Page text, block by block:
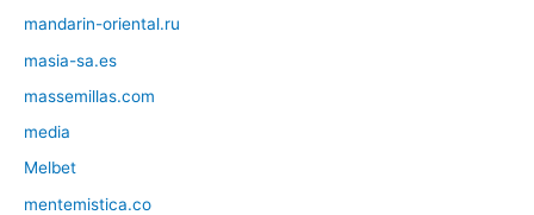
mandarin-oriental.ru
masia-sa.es
massemillas.com
media
Melbet
mentemistica.co